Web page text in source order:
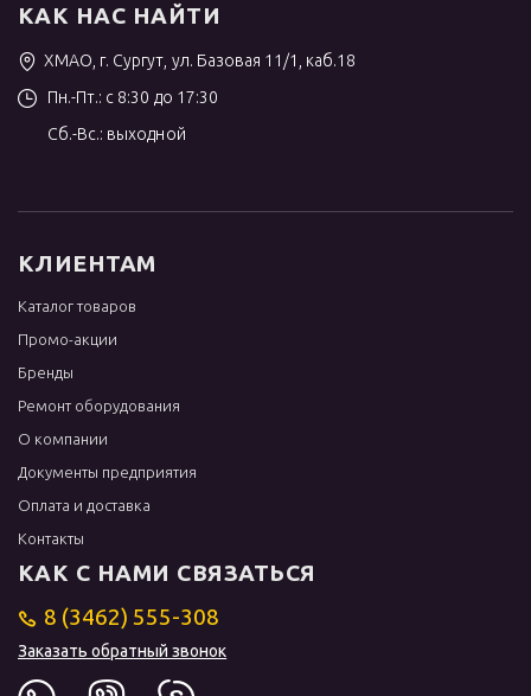
КАК НАС НАЙТИ
ХМАО, г. Сургут, ул. Базовая 11/1, каб.18
Пн.-Пт.: с 8:30 до 17:30
Сб.-Вс.: выходной
КЛИЕНТАМ
Каталог товаров
Промо-акции
Бренды
Ремонт оборудования
О компании
Документы предприятия
Оплата и доставка
Контакты
КАК С НАМИ СВЯЗАТЬСЯ
8 (3462) 555-308
Заказать обратный звонок